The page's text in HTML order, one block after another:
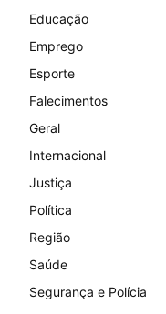
Educação
Emprego
Esporte
Falecimentos
Geral
Internacional
Justiça
Política
Região
Saúde
Segurança e Polícia